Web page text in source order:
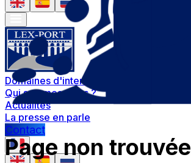
Domaines d'intervention
Qui sommes-nous ?
Actualités
La presse en parle
Contact
Page non trouvée